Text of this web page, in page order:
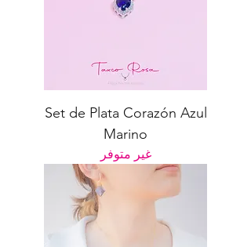
Set de Plata Corazón Azul
Marino
غير متوفر